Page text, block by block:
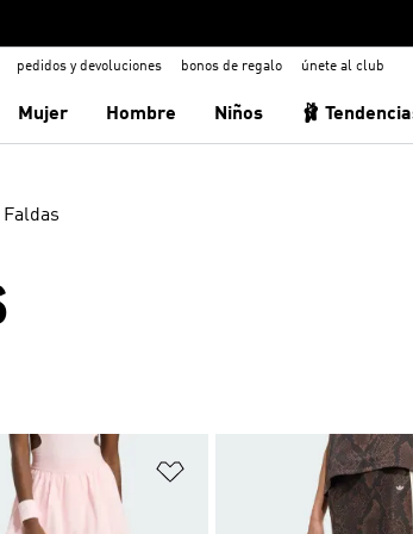
pedidos y devoluciones bonos de regalo únete al club
Mujer Hombre Niños 🩰
Faldas
Añadir a la lista de deseos